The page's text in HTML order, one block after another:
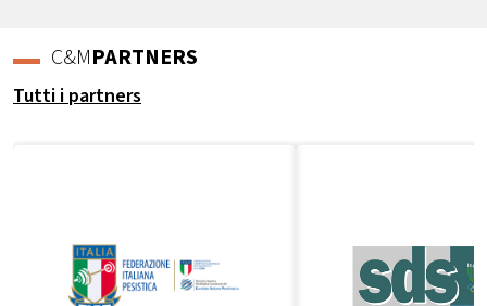
C&MPARTNERS
Tutti i partners